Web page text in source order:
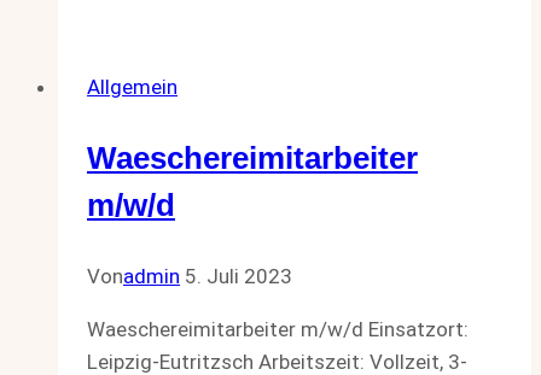
Allgemein
Waeschereimitarbeiter
m/w/d
Vonadmin 5. Juli 2023
Waeschereimitarbeiter m/w/d Einsatzort:
Leipzig-Eutritzsch Arbeitszeit: Vollzeit, 3-